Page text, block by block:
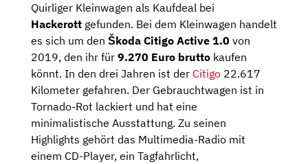
Quirliger Kleinwagen als Kaufdeal bei
Hackerott gefunden. Bei dem Kleinwagen handelt
es sich um den Škoda Citigo Active 1.0 von
2019, den ihr für 9.270 Euro brutto kaufen
könnt. In den drei Jahren ist der Citigo 22.617
Kilometer gefahren. Der Gebrauchtwagen ist in
Tornado-Rot lackiert und hat eine
minimalistische Ausstattung. Zu seinen
Highlights gehört das Multimedia-Radio mit
einem CD-Player, ein Tagfahrlicht,